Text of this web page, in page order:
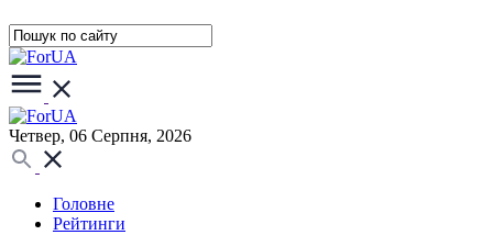
Четвер, 06 Серпня, 2026
Головне
Рейтинги